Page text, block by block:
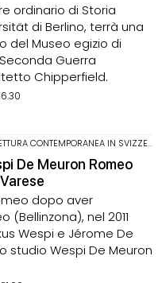
ordinario di Storia
di Berlino, terrà una
del Museo egizio di
Guerra
Chipperfield.
CONTEMPORANEA IN SVIZZERA
De Meuron Romeo
dopo aver
nel 2011
Wespi e Jérome De
studio Wespi De Meuron